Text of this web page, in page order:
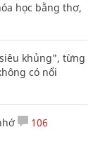
học bằng thơ,
khủng", từng
có nổi
106